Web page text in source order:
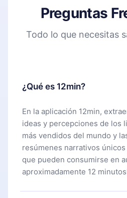
Preguntas
Todo lo que necesitas
¿Qué es 12min?
En la aplicación 12min,
ideas y percepciones de los
más vendidos del mundo y
resúmenes narrativos
que pueden consumirse en
aproximadamente 12